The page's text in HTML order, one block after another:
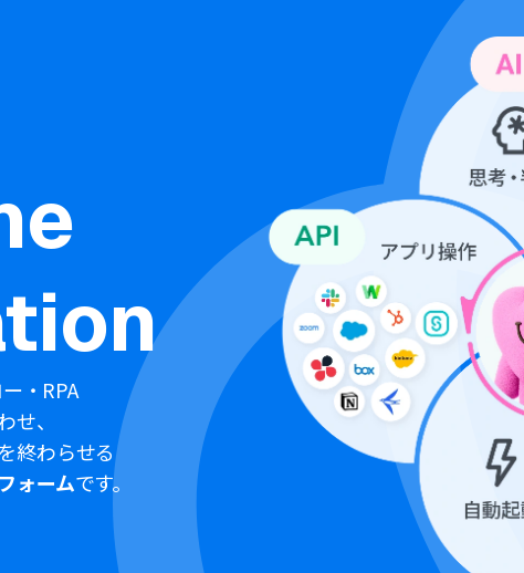
・RPA
、
終わらせる
ォームです。